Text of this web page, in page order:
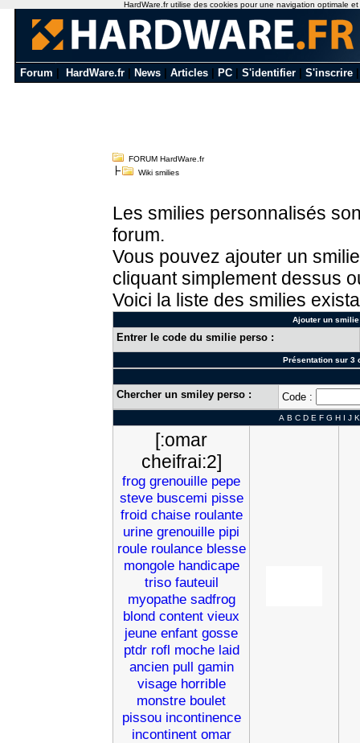
Forum HardWare.fr News Articles PC S'identifier S'inscrire
FORUM HardWare.fr
Wiki smilies
Les smilies personnalisés
forum.
Vous pouvez ajouter un
cliquant simplement dessus
Voici la liste des smilies
Ajouter un
Entrer le code du smilie perso :
Présentation sur 3
Chercher un smiley perso : Code :
A B C D E F G H I J K
[:omar
cheifrai:2]
frog grenouille pepe
steve buscemi pisse
froid chaise roulante
urine grenouille pipi
roule roulance blesse
mongole handicape
triso fauteuil
myopathe sadfrog
blond content vieux
jeune enfant gosse
ptdr rofl moche laid
ancien pull gamin
visage horrible
monstre boulet
pissou incontinence
incontinent omar
HardWare.fr utilise des cookies pour une navigation optimale